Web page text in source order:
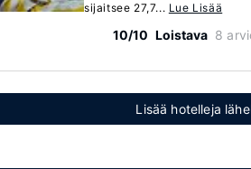
sijaitsee 27,7... Lue Lisää
10/10 Loistava 8
Lisää hotelleja